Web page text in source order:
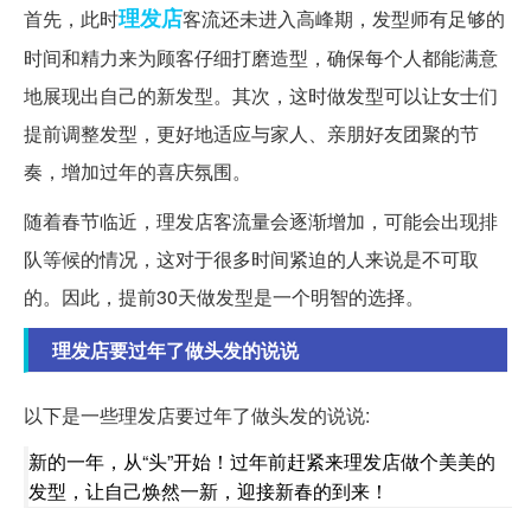
首先，此时理发店客流还未进入高峰期，发型师有足够的
时间和精力来为顾客仔细打磨造型，确保每个人都能满意
地展现出自己的新发型。其次，这时做发型可以让女士们
提前调整发型，更好地适应与家人、亲朋好友团聚的节
奏，增加过年的喜庆氛围。
随着春节临近，理发店客流量会逐渐增加，可能会出现排
队等候的情况，这对于很多时间紧迫的人来说是不可取
的。因此，提前30天做发型是一个明智的选择。
理发店要过年了做头发的说说
以下是一些理发店要过年了做头发的说说:
新的一年，从“头”开始！过年前赶紧来理发店做个美美的
发型，让自己焕然一新，迎接新春的到来！